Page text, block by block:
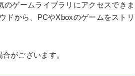
ゲームライブラリにアクセスできま
ドから、PCやXboxのゲームをストリ
がございます。